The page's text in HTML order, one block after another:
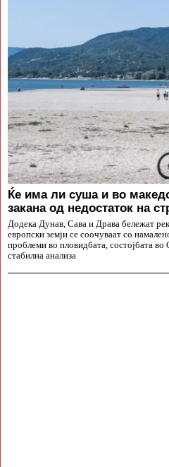
Ќе има ли суша и во
закана од недостаток на
Додека Дунав, Сава и Драва бележат
европски земји се соочуваат со
проблеми во пловидбата, состојбата во
стабилна анализа